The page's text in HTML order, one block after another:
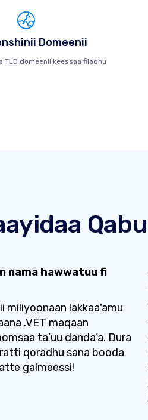
Domeenii
TLD domeenii keessaa filadhu
Qabu
nama hawwatuu fi
miliyoonaan lakkaa'amu
.VET maqaan
ta’uu danda’a. Dura
qoradhu sana booda
galmeessi!